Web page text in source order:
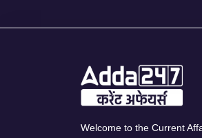
Welcome to the Current